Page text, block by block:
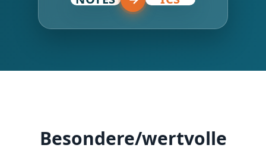
Besondere/wertvolle